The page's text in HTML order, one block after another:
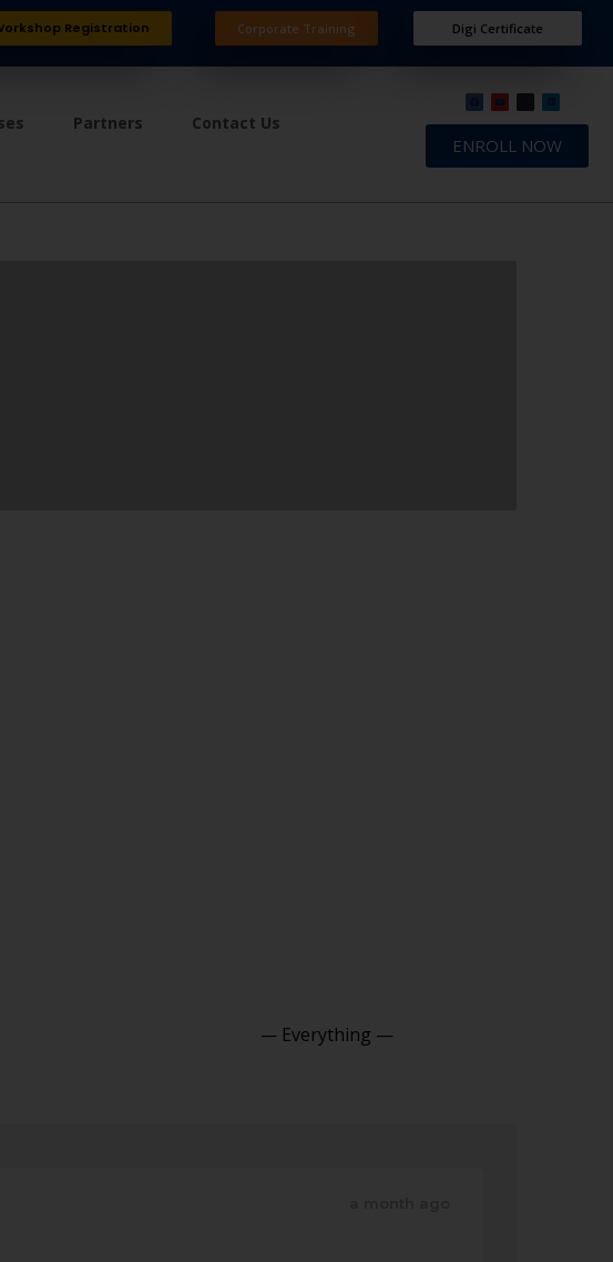
Registration Corporate Training Digi Certificate
Partners Contact Us
ENROLL NOW